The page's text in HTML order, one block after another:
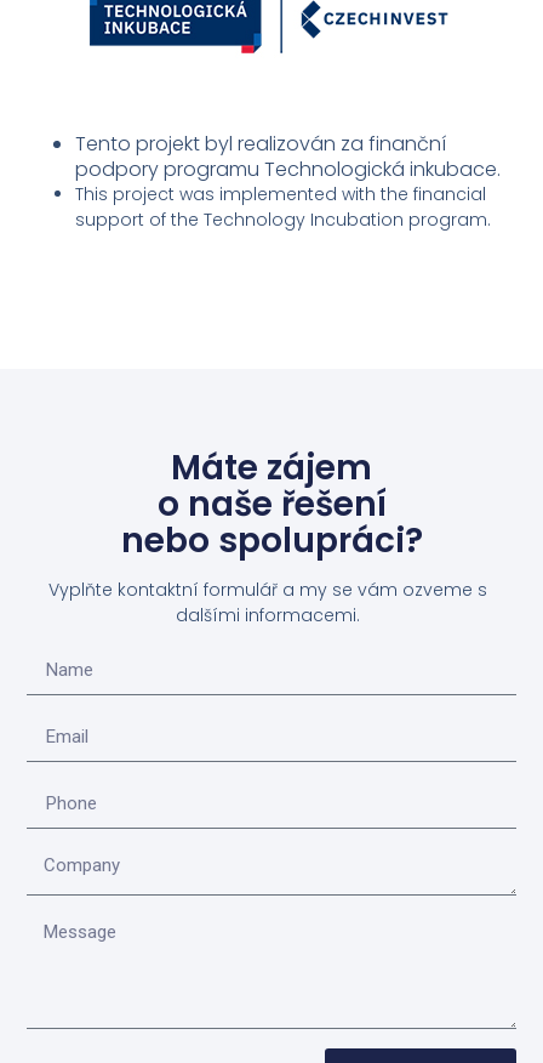
Tento projekt byl realizován za finanční
podpory programu Technologická inkubace.
This project was implemented with the financial
support of the Technology Incubation program.
Máte zájem
o naše řešení
nebo spolupráci?
Vyplňte kontaktní formulář a my se vám ozveme s
dalšími informacemi.